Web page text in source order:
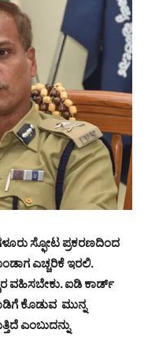
ಸ್ಫೋಟ ಪ್ರಕರಣದಿಂದ
ಎಚ್ಚರಿಕೆ ಇರಲಿ.
ವಹಿಸಬೇಕು. ಐಡಿ ಕಾರ್ಡ್
ಕೊಡುವ ಮುನ್ನ
ಎಂಬುದನ್ನು